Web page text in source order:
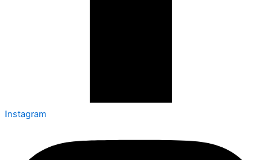
Instagram